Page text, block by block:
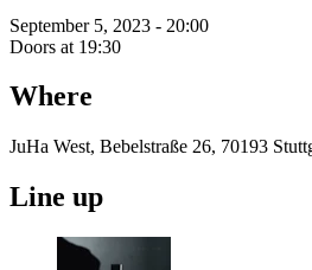
September 5, 2023 - 20:00
Doors at 19:30
Where
JuHa West, Bebelstraße 26, 70193
Line up